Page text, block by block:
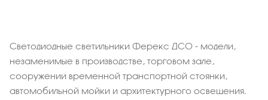
Светодиодные светильники Ферекс ДСО - модели,
незаменимые в производстве, торговом зале,
сооружении временной транспортной стоянки,
автомобильной мойки и архитектурного освещения.